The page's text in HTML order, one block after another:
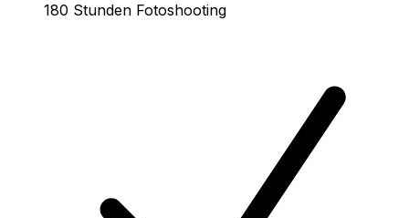
180 Stunden Fotoshooting